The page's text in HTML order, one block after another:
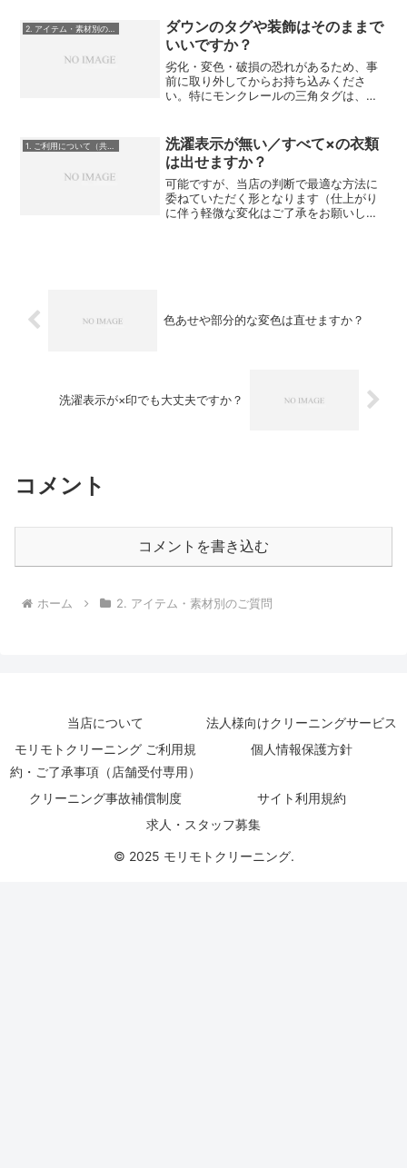
ダウンのタグや装飾はそのままで
いいですか？
劣化・変色・破損の恐れがあるため、事
前に取り外してからお持ち込みくださ
い。特にモンクレールの三角タグは、ダ
洗濯表示が無い／すべて×の衣類
は出せますか？
可能ですが、当店の判断で最適な方法に
委ねていただく形となります（仕上がり
に伴う軽微な変化はご了承をお願いしま
色あせや部分的な変色は直せますか？
洗濯表示が×印でも大丈夫ですか？
コメント
コメントを書き込む
ホーム 2. アイテム・素材別のご質問
当店について
法人様向けクリーニングサービス
モリモトクリーニング ご利用規
約・ご了承事項（店舗受付専用）
個人情報保護方針
クリーニング事故補償制度
サイト利用規約
求人・スタッフ募集
© 2025 モリモトクリーニング.